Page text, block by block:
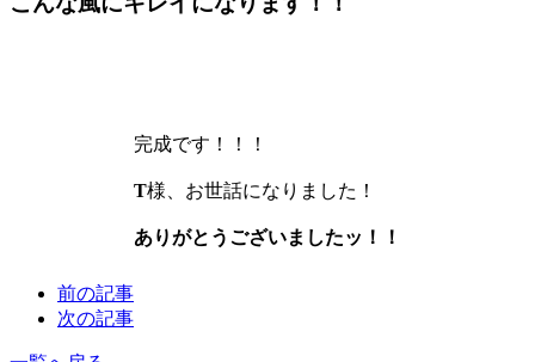
完成です！！！
T様、お世話になりました！
ありがとうございましたッ！！
前の記事
次の記事